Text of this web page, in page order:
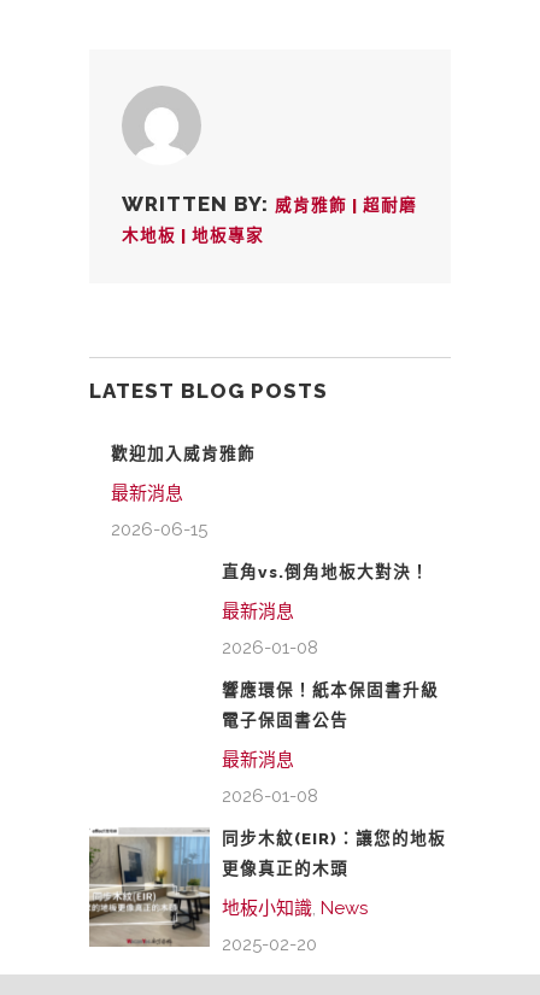
WRITTEN BY: 威肯雅飾 | 超耐磨
木地板 | 地板專家
LATEST BLOG POSTS
歡迎加入威肯雅飾
最新消息
2026-06-15
直角vs.倒角地板大對決！
最新消息
2026-01-08
響應環保！紙本保固書升級
電子保固書公告
最新消息
2026-01-08
同步木紋(EIR)：讓您的地板
更像真正的木頭
地板小知識, News
2025-02-20